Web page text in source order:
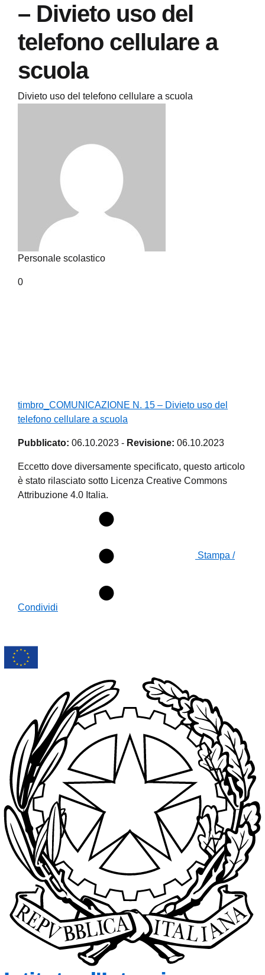
– Divieto uso del
telefono cellulare a
scuola
Divieto uso del telefono cellulare a scuola
Personale scolastico
0
timbro_COMUNICAZIONE N. 15 – Divieto uso del
telefono cellulare a scuola
Pubblicato: 06.10.2023 - Revisione: 06.10.2023
Eccetto dove diversamente specificato, questo articolo
è stato rilasciato sotto Licenza Creative Commons
Attribuzione 4.0 Italia.
Stampa /
Condividi